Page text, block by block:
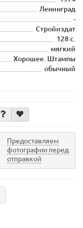
Ленинград
-
Стройиздат
128 с.
мягкий
Хорошее. Штампы
обычный
Предоставляем
фотографии перед
отправкой